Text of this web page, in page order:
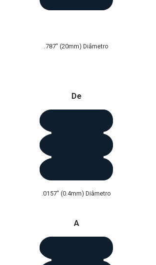
.787" (20mm) Diâmetro
De
.0157" (0.4mm) Diâmetro
A